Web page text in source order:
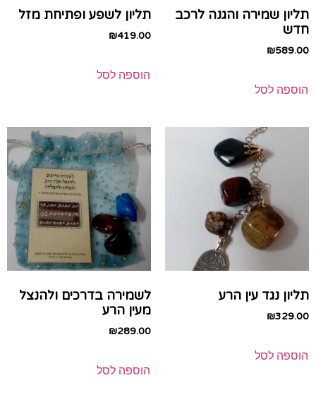
תליון שמירה והגנה לרכב
חדש
₪589.00
הוספה לסל
תליון לשפע ופתיחת מזל
₪419.00
הוספה לסל
תליון נגד עין הרע
₪329.00
הוספה לסל
לשמירה בדרכים ולהנצל
מעין הרע
₪289.00
הוספה לסל